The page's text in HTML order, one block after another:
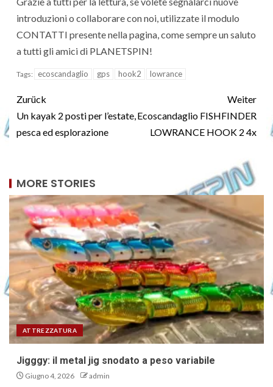
introduzioni o collaborare con noi, utilizzate il modulo
CONTATTI presente nella pagina, come sempre un saluto
a tutti gli amici di PLANETSPIN!
Tags: ecoscandaglio gps hook2 lowrance
Zurück
Un kayak 2 posti per l’estate,
pesca ed esplorazione
Weiter
Ecoscandaglio FISHFINDER
LOWRANCE HOOK 2 4x
MORE STORIES
ATTREZZATURA
Jigggy: il metal jig snodato a peso variabile
Giugno 4, 2026 admin